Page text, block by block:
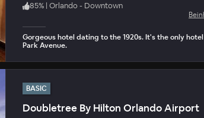
85% | Orlando - Downtown
Gorgeous hotel dating to the 1920s. It's the only
Park Avenue.
BASIC
Doubletree By Hilton Orlando Airport